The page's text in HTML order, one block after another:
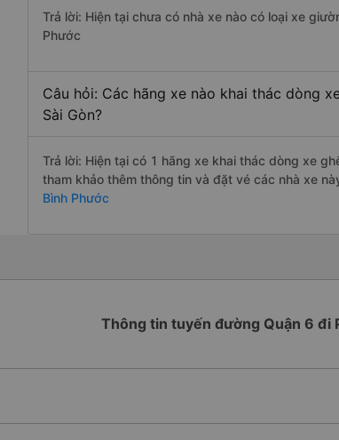
Trả lời: Hiện tại chưa có nhà xe nào có loại xe
Phước
Câu hỏi: Các hãng xe nào khai thác dòng
Sài Gòn?
Trả lời: Hiện tại có 1 hãng xe khai thác dòng xe
tham khảo thêm thông tin và đặt vé các nhà xe
Bình Phước
Thông tin tuyến đường Quận 6 đi